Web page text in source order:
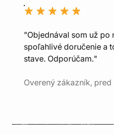
"Objednával som už po
spoľahlivé doručenie a
stave. Odporúčam."
Overený zákazník, pred